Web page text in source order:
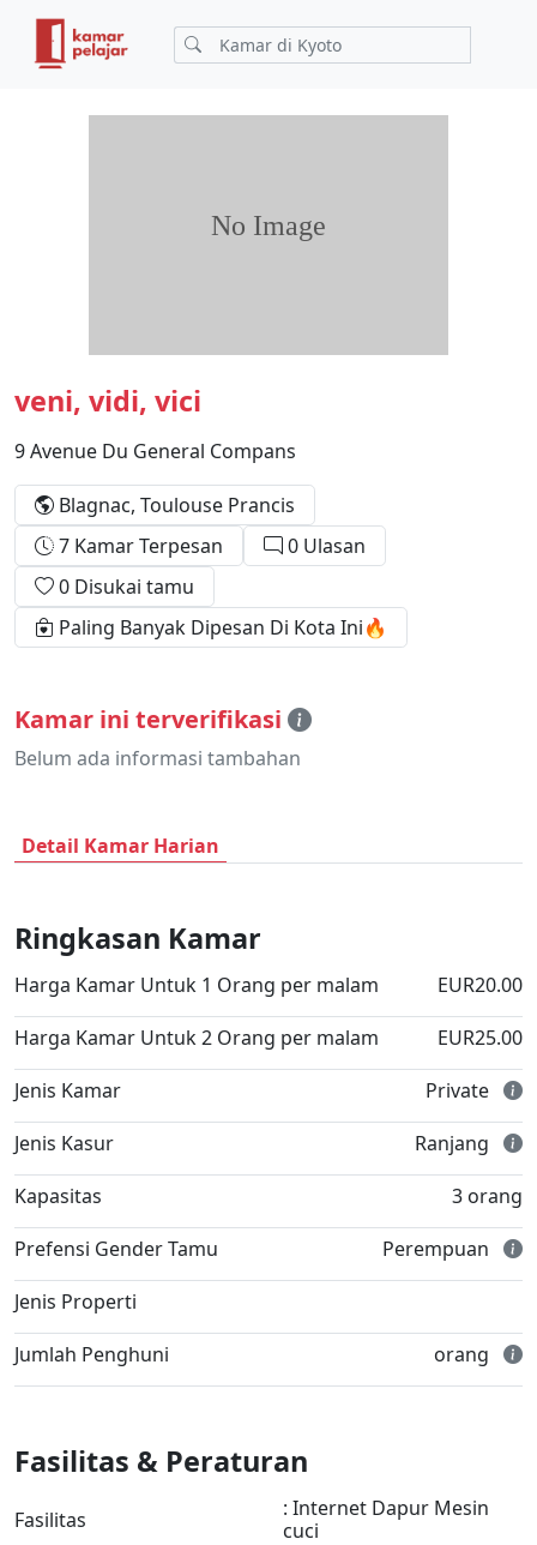
veni, vidi, vici
9 Avenue Du General Compans
Blagnac, Toulouse Prancis
7 Kamar Terpesan
0 Ulasan
0 Disukai tamu
Paling Banyak Dipesan Di Kota Ini🔥
Kamar ini terverifikasi
Belum ada informasi tambahan
Detail Kamar Harian
Ringkasan Kamar
Harga Kamar Untuk 1 Orang per malam
EUR20.00
Harga Kamar Untuk 2 Orang per malam
EUR25.00
Jenis Kamar
Private
Jenis Kasur
Ranjang
Kapasitas
3 orang
Prefensi Gender Tamu
Perempuan
Jenis Properti
Jumlah Penghuni
orang
Fasilitas & Peraturan
Fasilitas
: Internet Dapur Mesin
cuci